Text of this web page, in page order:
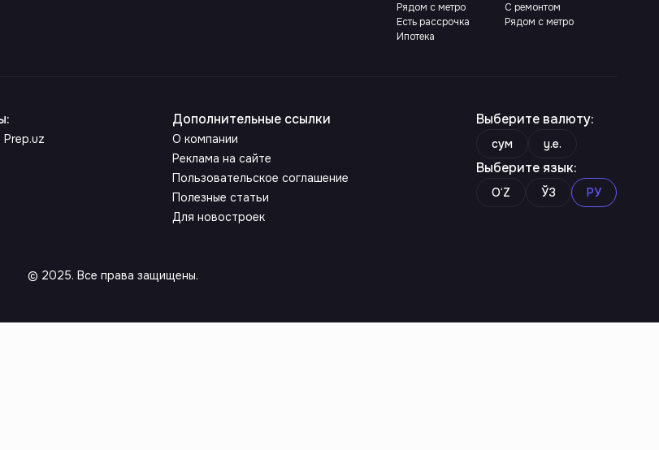
Рядом с метро
Есть рассрочка
Ипотека
С ремонтом
Рядом с метро
: Дополнительные ссылки
О компании
Реклама на сайте
Пользовательское соглашение
Полезные статьи
Для новостроек
Выберите валюту:
сум y.e.
Выберите язык:
O‘Z ЎЗ РУ
© 2025. Все права защищены.